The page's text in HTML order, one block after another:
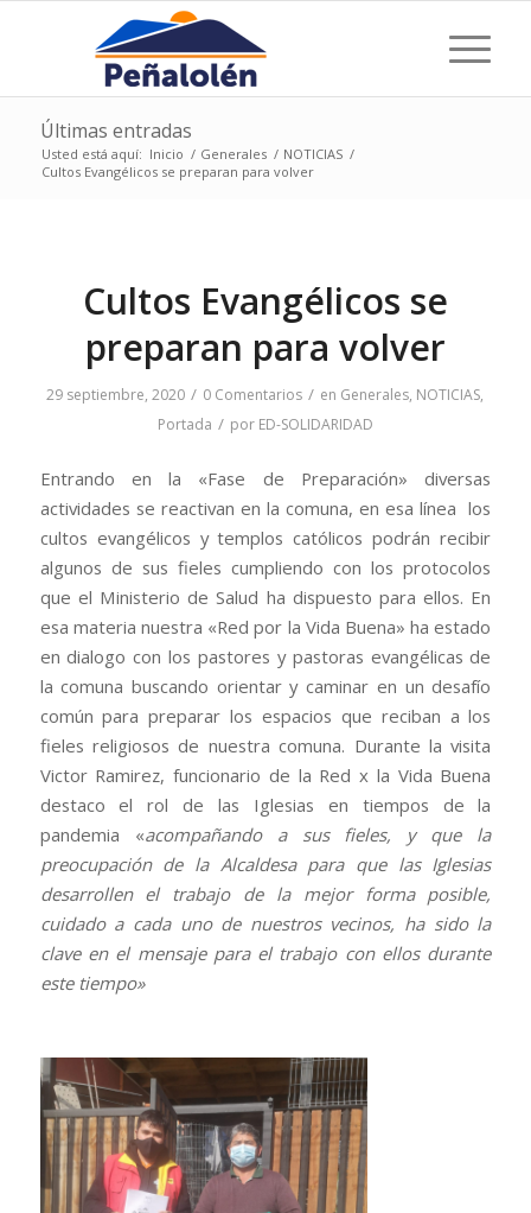
Últimas entradas
Usted está aquí: Inicio / Generales / NOTICIAS /
Cultos Evangélicos se preparan para volver
Cultos Evangélicos se
preparan para volver
29 septiembre, 2020 / 0 Comentarios / en Generales, NOTICIAS,
Portada / por ED-SOLIDARIDAD
Entrando en la «Fase de Preparación» diversas
actividades se reactivan en la comuna, en esa línea los
cultos evangélicos y templos católicos podrán recibir
algunos de sus fieles cumpliendo con los protocolos
que el Ministerio de Salud ha dispuesto para ellos. En
esa materia nuestra «Red por la Vida Buena» ha estado
en dialogo con los pastores y pastoras evangélicas de
la comuna buscando orientar y caminar en un desafío
común para preparar los espacios que reciban a los
fieles religiosos de nuestra comuna. Durante la visita
Victor Ramirez, funcionario de la Red x la Vida Buena
destaco el rol de las Iglesias en tiempos de la
pandemia «acompañando a sus fieles, y que la
preocupación de la Alcaldesa para que las Iglesias
desarrollen el trabajo de la mejor forma posible,
cuidado a cada uno de nuestros vecinos, ha sido la
clave en el mensaje para el trabajo con ellos durante
este tiempo»